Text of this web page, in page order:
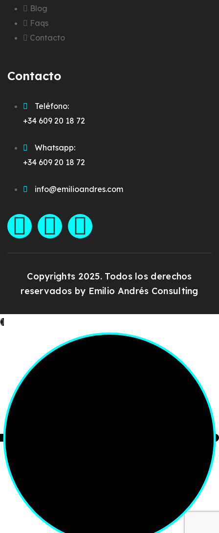
Blog
Faqs
Contacto
Contacto
Teléfono:
+34 609 20 18 72
Whatsapp:
+34 609 20 18 72
info@emilioandres.com
Copyrights 2025. Todos los derechos
reservados by Emilio Andrés Consulting